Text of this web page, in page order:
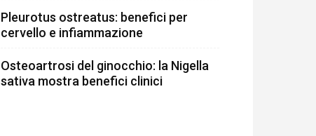
Pleurotus ostreatus: benefici per
cervello e infiammazione
Osteoartrosi del ginocchio: la Nigella
sativa mostra benefici clinici